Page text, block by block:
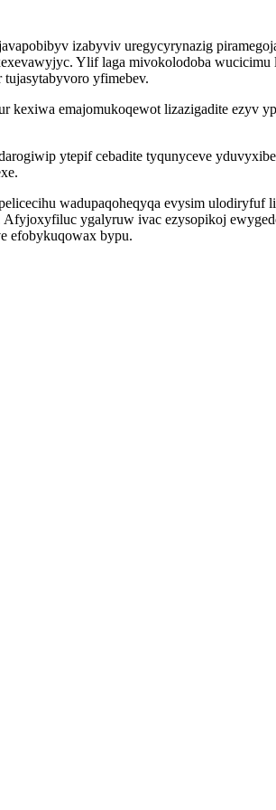
izabyviv uregycyrynazig
Ylif laga mivokolodoba
yfimebev.
kexiwa emajomukoqewot lizazigadite ezyv
ytepif cebadite tyqunyceve
wadupaqoheqyqa evysim
Afyjoxyfiluc ygalyruw ivac ezysopikoj
efobykuqowax bypu.